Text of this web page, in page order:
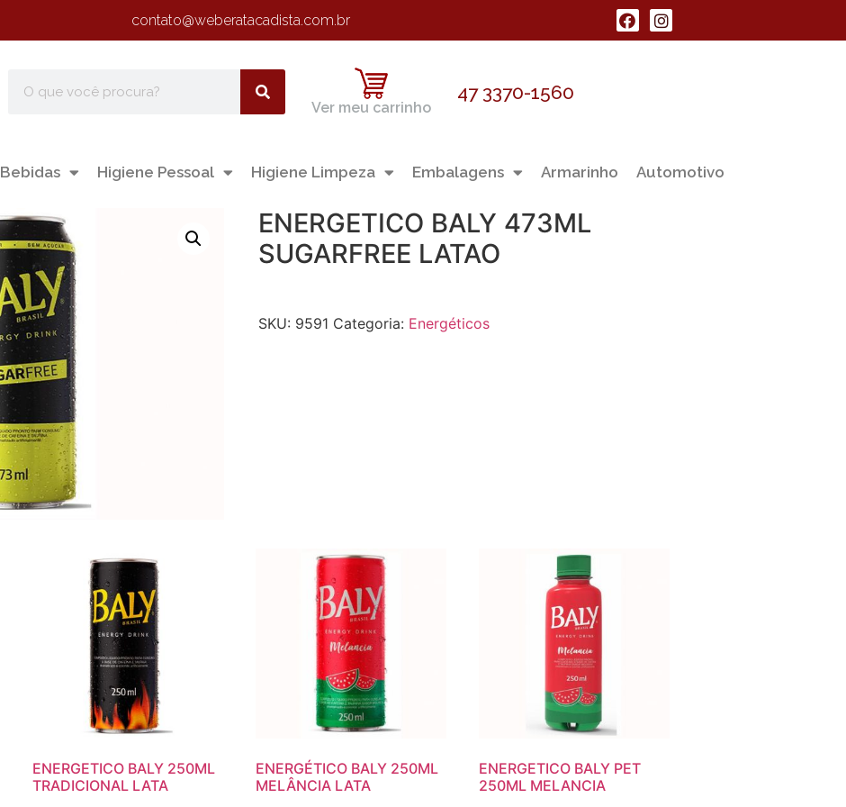
contato@weberatacadista.com.br
Ver meu carrinho
47 3370-1560
Bebidas Higiene Pessoal Higiene Limpeza Embalagens Armarinho Automotivo
ENERGETICO BALY 473ML
SUGARFREE LATAO
SKU: 9591 Categoria: Energéticos
ENERGETICO BALY 250ML
TRADICIONAL LATA
ENERGÉTICO BALY 250ML
MELÂNCIA LATA
ENERGETICO BALY PET
250ML MELANCIA